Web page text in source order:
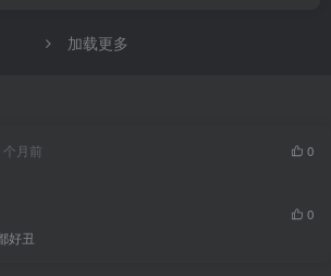
加载更多
个月前
0
0
好丑